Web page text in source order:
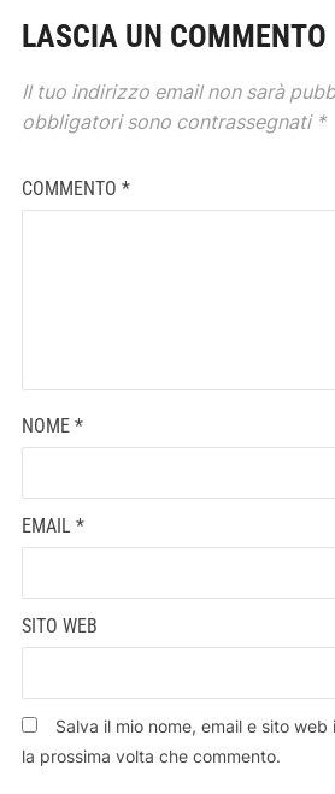
LASCIA UN COMMENTO
Il tuo indirizzo email non sarà
obbligatori sono contrassegnati *
COMMENTO *
NOME *
EMAIL *
SITO WEB
Salva il mio nome, email e sito
la prossima volta che commento.